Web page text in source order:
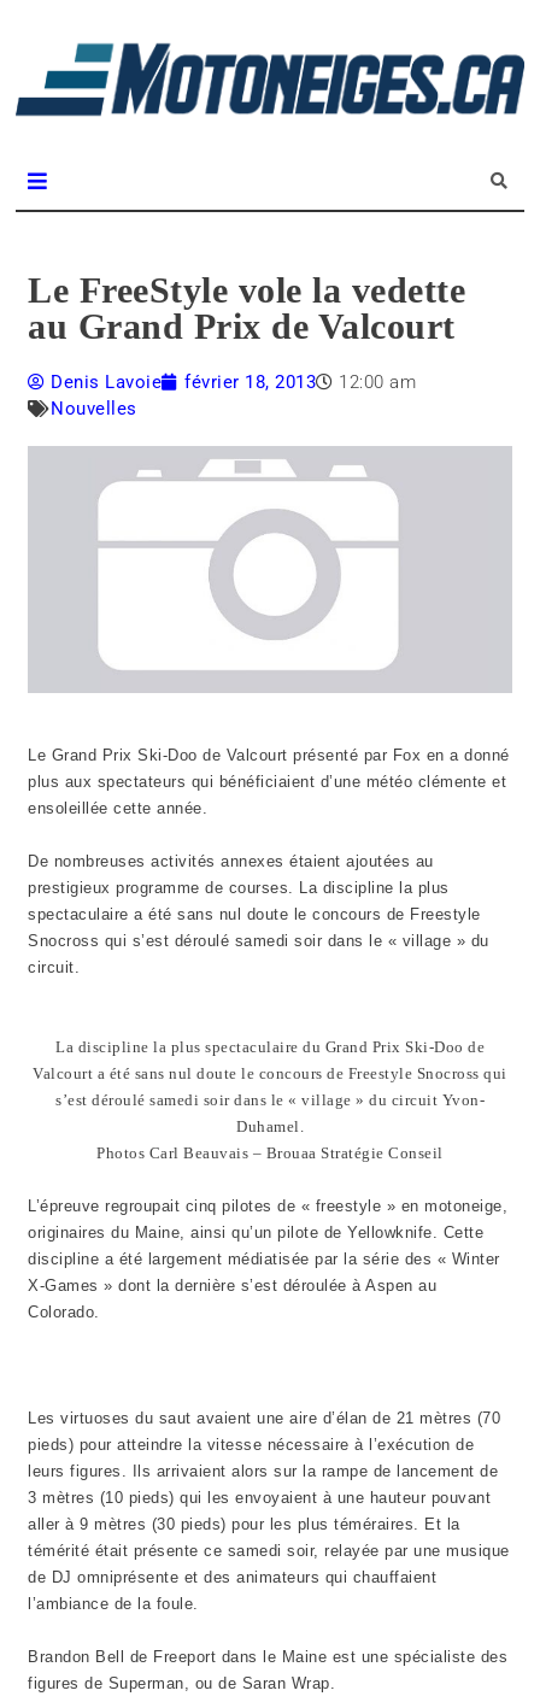
Le FreeStyle vole la vedette
au Grand Prix de Valcourt
Denis Lavoie février 18, 2013
12:00 am
Nouvelles
Le Grand Prix Ski-Doo de Valcourt présenté par Fox en a donné
plus aux spectateurs qui bénéficiaient d’une météo clémente et
ensoleillée cette année.
De nombreuses activités annexes étaient ajoutées au
prestigieux programme de courses. La discipline la plus
spectaculaire a été sans nul doute le concours de Freestyle
Snocross qui s’est déroulé samedi soir dans le « village » du
circuit.
La discipline la plus spectaculaire du Grand Prix Ski-Doo de
Valcourt a été sans nul doute le concours de Freestyle Snocross qui
s’est déroulé samedi soir dans le « village » du circuit Yvon-
Duhamel.
Photos Carl Beauvais – Brouaa Stratégie Conseil
L’épreuve regroupait cinq pilotes de « freestyle » en motoneige,
originaires du Maine, ainsi qu’un pilote de Yellowknife. Cette
discipline a été largement médiatisée par la série des « Winter
X-Games » dont la dernière s’est déroulée à Aspen au
Colorado.
Les virtuoses du saut avaient une aire d’élan de 21 mètres (70
pieds) pour atteindre la vitesse nécessaire à l’exécution de
leurs figures. Ils arrivaient alors sur la rampe de lancement de
3 mètres (10 pieds) qui les envoyaient à une hauteur pouvant
aller à 9 mètres (30 pieds) pour les plus téméraires. Et la
témérité était présente ce samedi soir, relayée par une musique
de DJ omniprésente et des animateurs qui chauffaient
l’ambiance de la foule.
Brandon Bell de Freeport dans le Maine est une spécialiste des
figures de Superman, ou de Saran Wrap.